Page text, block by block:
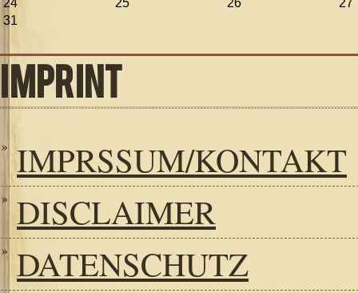
24 25 26
27
31
IMPRINT
IMPRSSUM/KONTAKT
DISCLAIMER
DATENSCHUTZ